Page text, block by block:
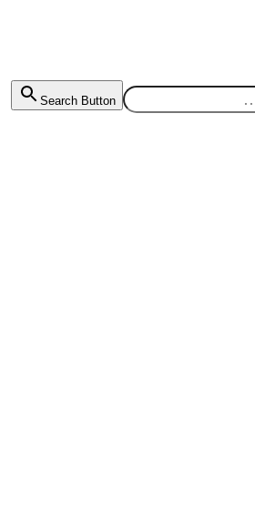
Search Button